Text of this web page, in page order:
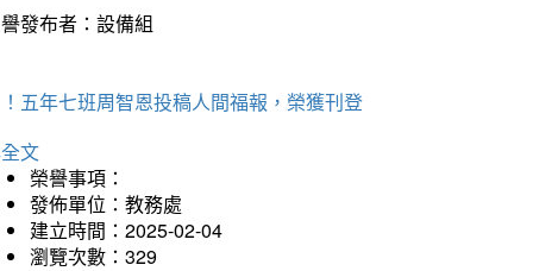
發布者：設備組
五年七班周智恩投稿人間福報，榮獲刊登
文
榮譽事項：
發佈單位：教務處
建立時間：2025-02-04
瀏覽次數：329